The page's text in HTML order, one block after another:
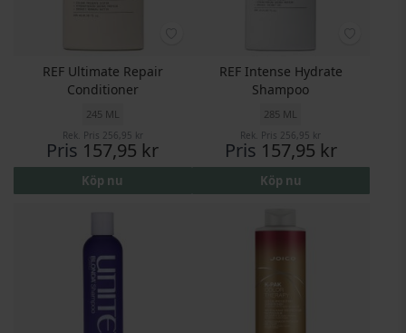
REF Ultimate Repair
Conditioner
245 ML
Rek. Pris 256,95 kr
Pris 157,95 kr
Köp nu
REF Intense Hydrate
Shampoo
285 ML
Rek. Pris 256,95 kr
Pris 157,95 kr
Köp nu